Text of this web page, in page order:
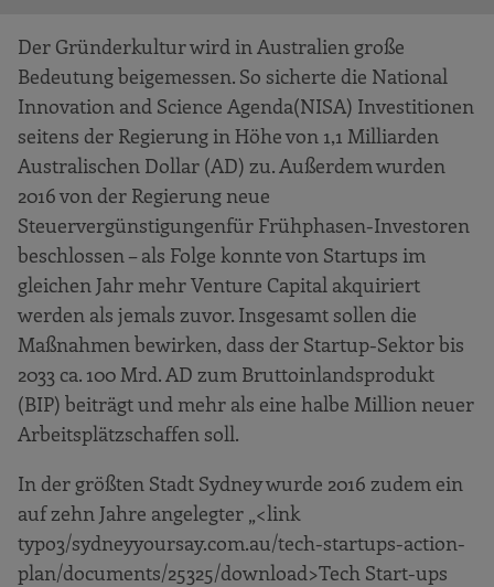
Der Gründerkultur wird in Australien große
Bedeutung beigemessen. So sicherte die National
Innovation and Science Agenda(NISA) Investitionen
seitens der Regierung in Höhe von 1,1 Milliarden
Australischen Dollar (AD) zu. Außerdem wurden
2016 von der Regierung neue
Steuervergünstigungenfür Frühphasen-Investoren
beschlossen – als Folge konnte von Startups im
gleichen Jahr mehr Venture Capital akquiriert
werden als jemals zuvor. Insgesamt sollen die
Maßnahmen bewirken, dass der Startup-Sektor bis
2033 ca. 100 Mrd. AD zum Bruttoinlandsprodukt
(BIP) beiträgt und mehr als eine halbe Million neuer
Arbeitsplätzschaffen soll.
In der größten Stadt Sydney wurde 2016 zudem ein
auf zehn Jahre angelegter „<link
typo3/sydneyyoursay.com.au/tech-startups-action-
plan/documents/25325/download>Tech Start-ups